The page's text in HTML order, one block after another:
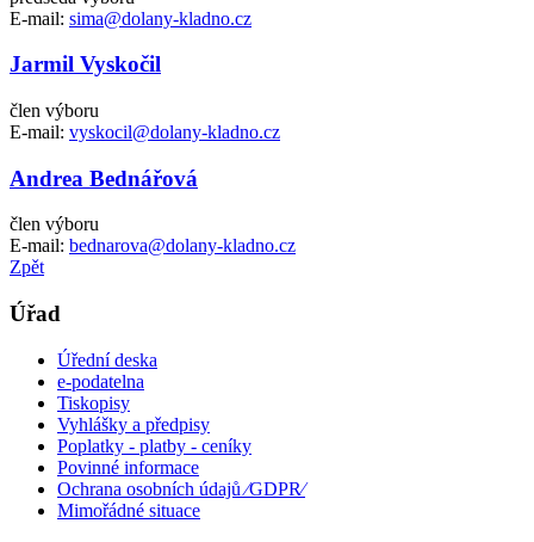
E-mail: sima@dolany-kladno.cz
Jarmil Vyskočil
člen výboru
E-mail: vyskocil@dolany-kladno.cz
Andrea Bednářová
člen výboru
E-mail: bednarova@dolany-kladno.cz
Zpět
Úřad
Úřední deska
e-podatelna
Tiskopisy
Vyhlášky a předpisy
Poplatky - platby - ceníky
Povinné informace
Ochrana osobních údajů ⁄GDPR⁄
Mimořádné situace